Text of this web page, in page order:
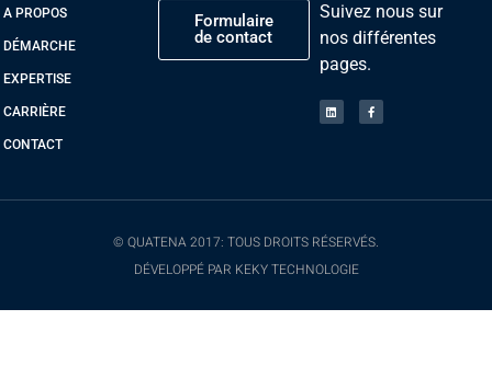
A PROPOS
DÉMARCHE
EXPERTISE
CARRIÈRE
CONTACT
Formulaire
de contact
Suivez nous sur
nos différentes
pages.
© QUATENA 2017: TOUS DROITS RÉSERVÉS.
DÉVELOPPÉ PAR KEKY TECHNOLOGIE